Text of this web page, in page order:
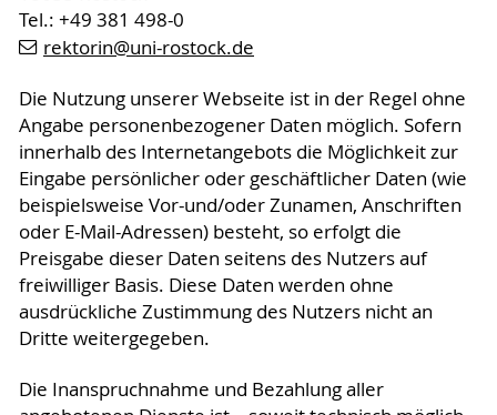
Tel.: +49 381 498-0
rektorin@uni-rostock.de
Die Nutzung unserer Webseite ist in der Regel ohne
Angabe personenbezogener Daten möglich. Sofern
innerhalb des Internetangebots die Möglichkeit zur
Eingabe persönlicher oder geschäftlicher Daten (wie
beispielsweise Vor-und/oder Zunamen, Anschriften
oder E-Mail-Adressen) besteht, so erfolgt die
Preisgabe dieser Daten seitens des Nutzers auf
freiwilliger Basis. Diese Daten werden ohne
ausdrückliche Zustimmung des Nutzers nicht an
Dritte weitergegeben.
Die Inanspruchnahme und Bezahlung aller